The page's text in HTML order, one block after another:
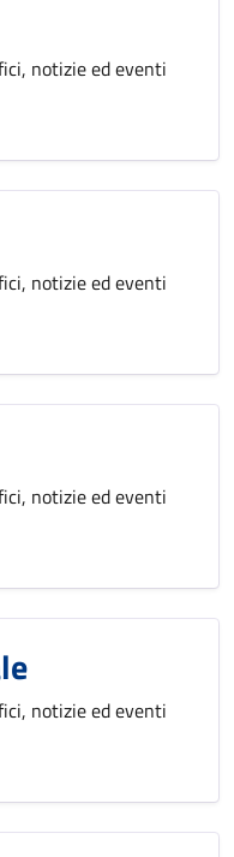
notizie ed eventi
notizie ed eventi
notizie ed eventi
notizie ed eventi